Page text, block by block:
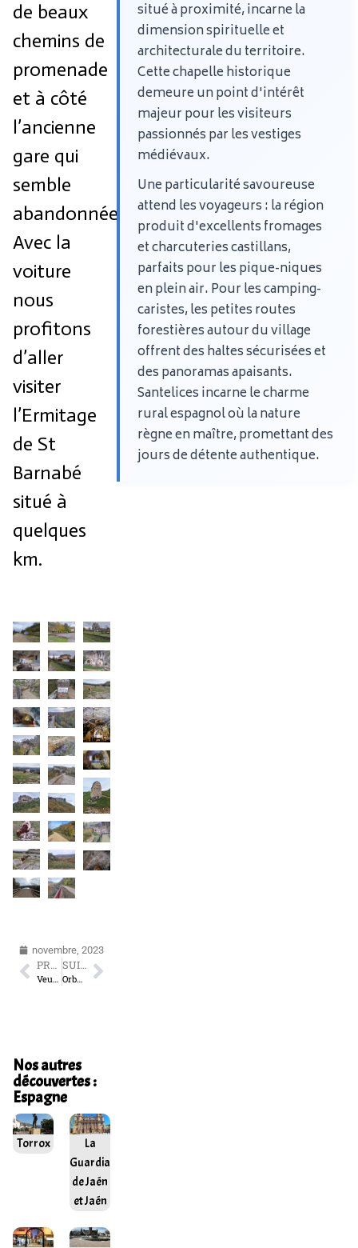
de beaux
chemins de
promenade
et à côté
l’ancienne
gare qui
semble
abandonnée.
Avec la
voiture
nous
profitons
d’aller
visiter
l’Ermitage
de St
Barnabé
situé à
quelques
km.
novembre, 2023
PRÉCÉDENT
Veulettes-sur-Mer
SUIVANT
Orbaneja del Castillo
Nos autres
découvertes :
Espagne
Torrox
La
Guardia
de Jaén
et Jaén
situé à proximité, incarne la
dimension spirituelle et
architecturale du territoire.
Cette chapelle historique
demeure un point d'intérêt
majeur pour les visiteurs
passionnés par les vestiges
médiévaux.
Une particularité savoureuse
attend les voyageurs : la région
produit d'excellents fromages
et charcuteries castillans,
parfaits pour les pique-niques
en plein air. Pour les camping-
caristes, les petites routes
forestières autour du village
offrent des haltes sécurisées et
des panoramas apaisants.
Santelices incarne le charme
rural espagnol où la nature
règne en maître, promettant des
jours de détente authentique.